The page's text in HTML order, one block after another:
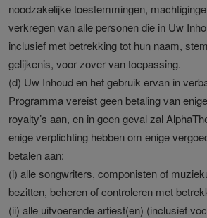
noodzakelijke toestemmingen,
verkregen van alle personen die in Uw
inclusief met betrekking tot hun naam,
gelijkenis, voor zover van toepassing.
(d) Uw Inhoud en het gebruik ervan in
Programma vereist geen betaling van
royalty’s aan, en in geen geval zal
enige verplichting hebben om enige
betalen aan:
(i) alle songwriters, componisten of
bezitten, beheren of controleren met
(ii) alle uitvoerende artiest(en) (inclusief